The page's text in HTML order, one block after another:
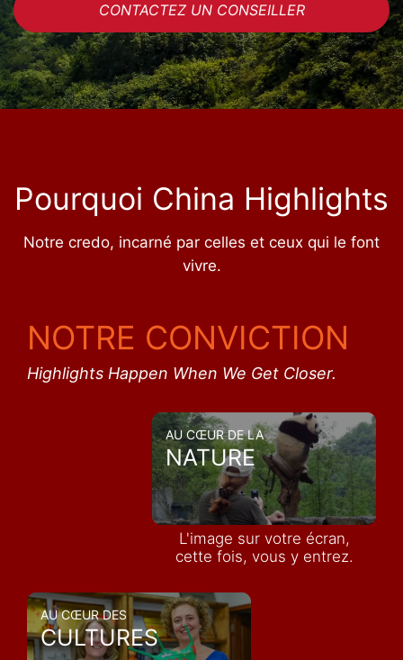
CONTACTEZ UN CONSEILLER
Pourquoi China Highlights
Notre credo, incarné par celles et ceux qui le font
vivre.
NOTRE CONVICTION
Highlights Happen When We Get Closer.
AU CŒUR DE LA
NATURE
L'image sur votre écran,
cette fois, vous y entrez.
AU CŒUR DES
CULTURES